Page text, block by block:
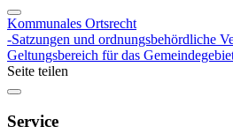
Kommunales Ortsrecht
-Satzungen und ordnungsbehördliche
Geltungsbereich für das
Seite teilen
Service